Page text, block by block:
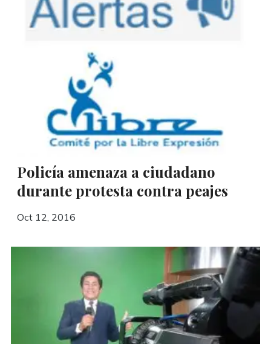
Policía amenaza a ciudadano
durante protesta contra peajes
Oct 12, 2016